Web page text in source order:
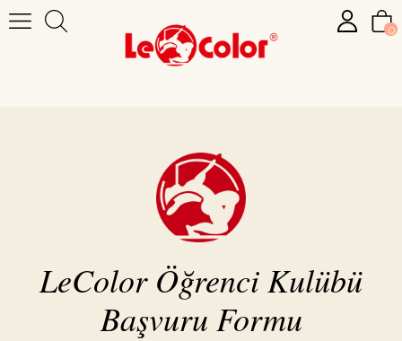
0
LeColor Öğrenci Kulübü
Başvuru Formu